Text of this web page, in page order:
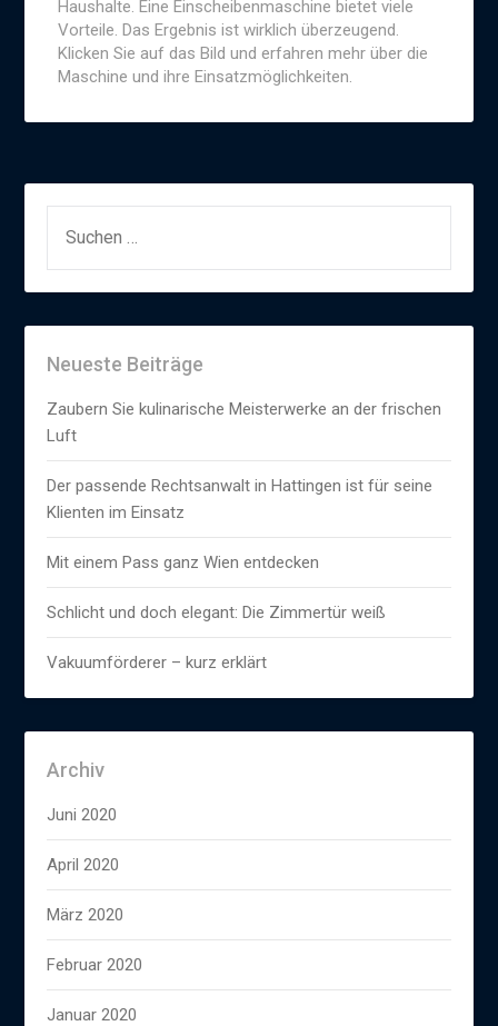
Haushalte. Eine Einscheibenmaschine bietet viele
Vorteile. Das Ergebnis ist wirklich überzeugend.
Klicken Sie auf das Bild und erfahren mehr über die
Maschine und ihre Einsatzmöglichkeiten.
NACH:
Neueste Beiträge
Zaubern Sie kulinarische Meisterwerke an der frischen
Luft
Der passende Rechtsanwalt in Hattingen ist für seine
Klienten im Einsatz
Mit einem Pass ganz Wien entdecken
Schlicht und doch elegant: Die Zimmertür weiß
Vakuumförderer – kurz erklärt
Archiv
Juni 2020
April 2020
März 2020
Februar 2020
Januar 2020